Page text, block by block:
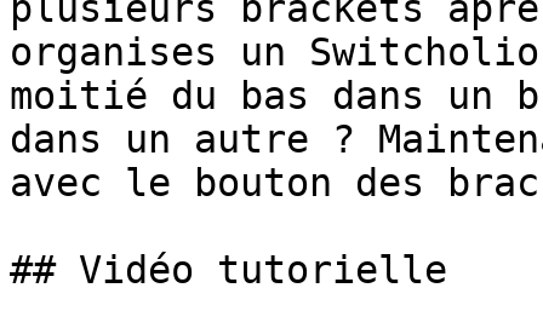
organises un
moitié du bas dans un
dans un autre ?
avec le bouton des
## Vidéo tutorielle